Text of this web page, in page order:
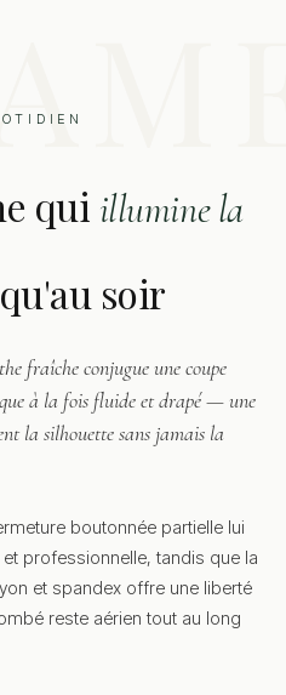
qui illumine la
soir
fraîche conjugue une coupe
à la fois fluide et drapé — une
la silhouette sans jamais la
boutonnée partielle lui
professionnelle, tandis que la
et spandex offre une liberté
reste aérien tout au long